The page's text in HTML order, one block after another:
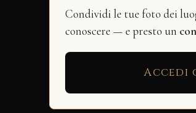
Condividi le tue foto dei
conoscere — e presto un
Accedi